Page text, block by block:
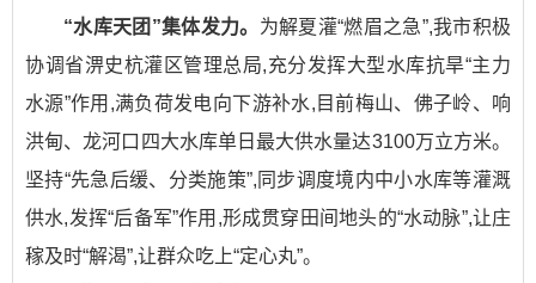
“水库天团”集体发力。 为解夏灌“燃眉之急”,我市积极
协调省淠史杭灌区管理总局,充分发挥大型水库抗旱“主力
水源”作用,满负荷发电向下游补水,目前梅山、佛子岭、响
洪甸、龙河口四大水库单日最大供水量达3100万立方米。
坚持“先急后缓、分类施策”,同步调度境内中小水库等灌溉
供水,发挥“后备军”作用,形成贯穿田间地头的“水动脉”,让庄
稼及时“解渴”,让群众吃上“定心丸”。